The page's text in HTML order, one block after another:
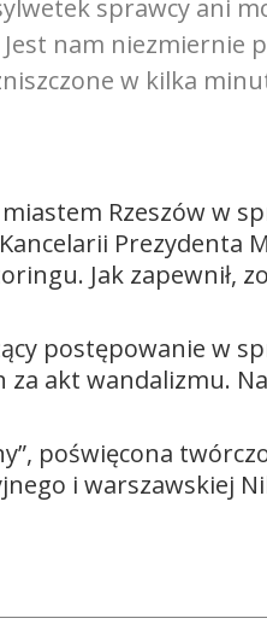
sprawcy ani
nam niezmiernie
w kilka
Rzeszów w
Prezydenta
Jak zapewnił,
postępowanie w
akt wandalizmu.
poświęcona
i warszawskiej